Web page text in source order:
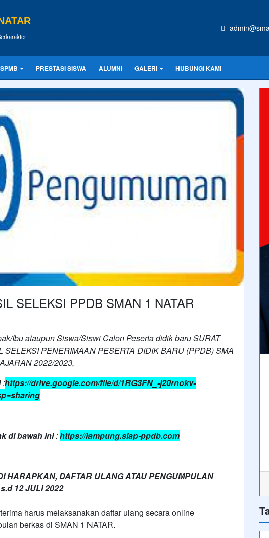
SPMB PRESTASI SISWA ALUMNI GALERI HUBUNGI KAMI
SELEKSI PPDB SMAN 1 NATAR
Ibu ataupun Siswa/Siswi Calon Peserta didik baru SURAT
PENERIMAAN PESERTA DIDIK BARU (PPDB) SMA
2022/2023,
:https://drive.google.com/file/d/1RG3FN_-j20rnokv-
di bawah ini:https://lampung.siap-ppdb.com
HARAPKAN, DAFTAR ULANG ATAU PENGUMPULAN
12 JULI 2022
harus melaksanakan daftar ulang secara online
berkas di SMAN 1 NATAR.